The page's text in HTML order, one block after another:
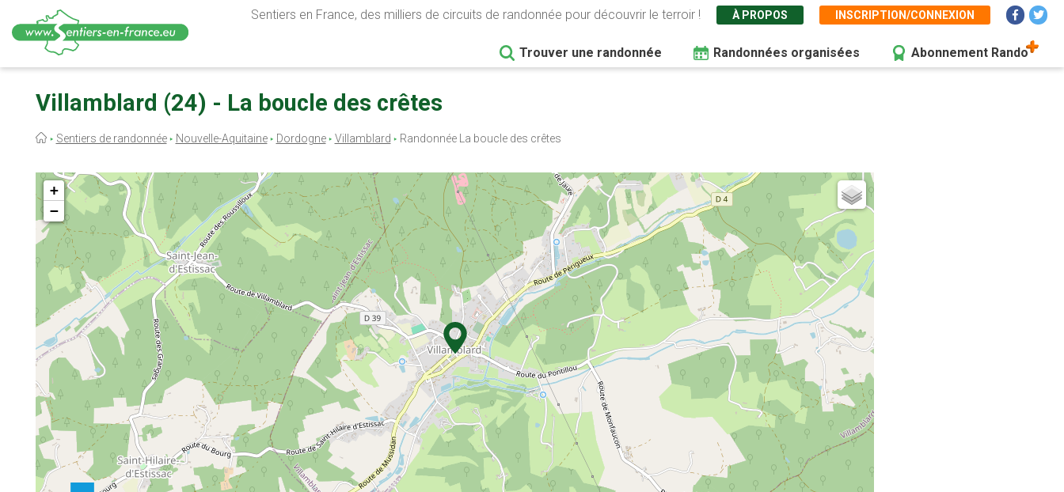
contenu
Sentiers en France, des milliers de circuits de randonnée pour découvrir le terroir ! À PROPOS INSCRIPTION/CONNEXION
Trouver une randonnée Randonnées organisées Abonnement Rando
Villamblard (24) - La boucle des crêtes
Fil
Sentiers de randonnée Nouvelle-Aquitaine Dordogne Villamblard Randonnée La boucle des crêtes
+
−